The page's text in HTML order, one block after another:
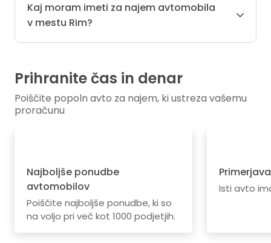
Kaj moram imeti za najem avtomobila
v mestu Rim?
Prihranite čas in denar
Poiščite popoln avto za najem, ki ustreza vašemu
proračunu
Najboljše ponudbe
avtomobilov
Poiščite najboljše ponudbe, ki so
na voljo pri več kot 1000 podjetjih.
Isti avto